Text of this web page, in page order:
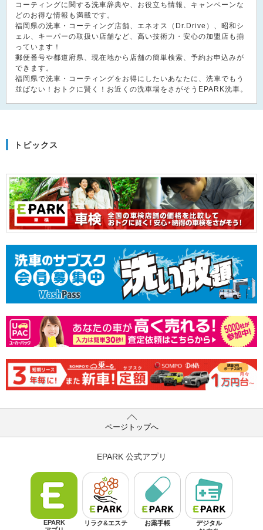
コーティングに関する洗車辞典や、お役立ち情報、キャンペーンな
どのお得な情報も満載です。
福岡県の洗車・コーティング店舗、エネオス（Dr.Drive）、昭和シ
ェル、キーパーの取扱い店舗など、高い技術力・安心の加盟店も揃
っています！
郵便番号や都道府県、現在地から店舗の簡単検索、予約お申込みが
できます。
福岡県で洗車・コーティングをお得にしたいあなたに、洗車でもう
並ばない！おトクに賢く！お近くの洗車場をさがそうEPARK洗車。
トピックス
ページトップへ